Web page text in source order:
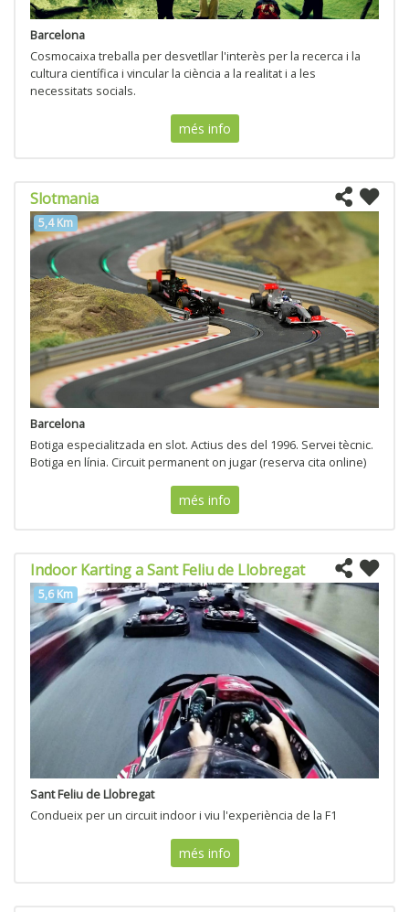
Barcelona
Cosmocaixa treballa per desvetllar l'interès per la recerca i la
cultura científica i vincular la ciència a la realitat i a les
necessitats socials.
més info
Slotmania
5,4 Km
Barcelona
Botiga especialitzada en slot. Actius des del 1996. Servei tècnic.
Botiga en línia. Circuit permanent on jugar (reserva cita online)
més info
Indoor Karting a Sant Feliu de Llobregat
5,6 Km
Sant Feliu de Llobregat
Condueix per un circuit indoor i viu l'experiència de la F1
més info